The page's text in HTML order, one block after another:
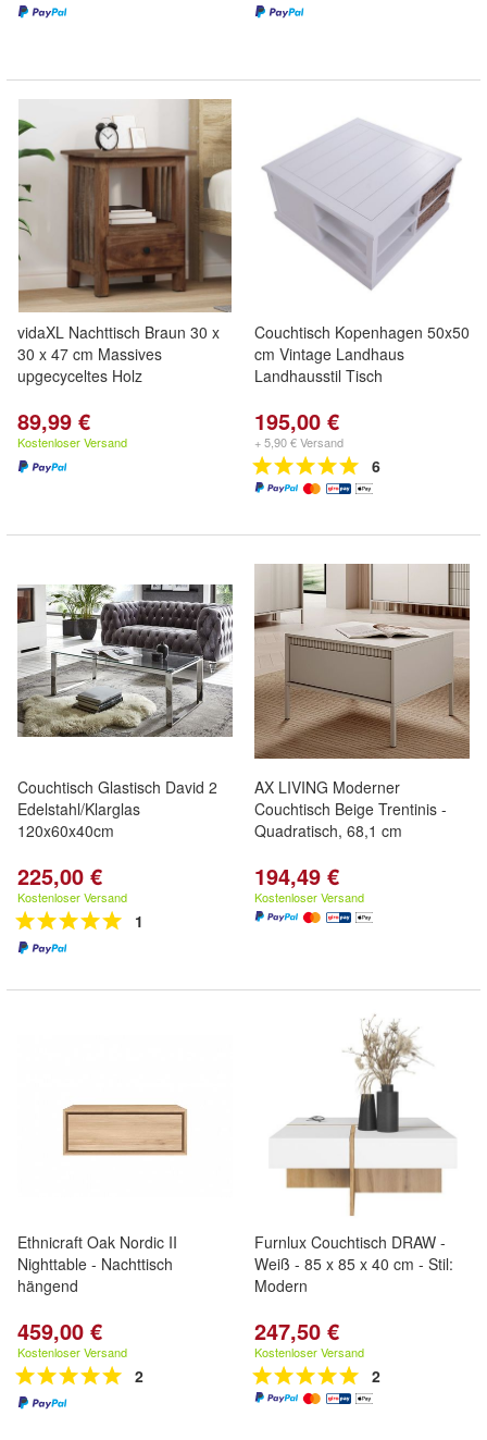
vidaXL Nachttisch Braun 30 x
30 x 47 cm Massives
upgecyceltes Holz
89,99 €
Kostenloser Versand
Couchtisch Kopenhagen 50x50
cm Vintage Landhaus
Landhausstil Tisch
195,00 €
+ 5,90 € Versand
6
Couchtisch Glastisch David 2
Edelstahl/Klarglas
120x60x40cm
225,00 €
Kostenloser Versand
1
AX LIVING Moderner
Couchtisch Beige Trentinis -
Quadratisch, 68,1 cm
194,49 €
Kostenloser Versand
Ethnicraft Oak Nordic II
Nighttable - Nachttisch
hängend
459,00 €
Kostenloser Versand
2
Furnlux Couchtisch DRAW -
Weiß - 85 x 85 x 40 cm - Stil:
Modern
247,50 €
Kostenloser Versand
2